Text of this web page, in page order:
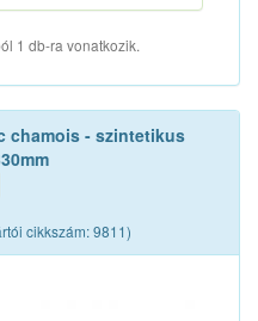
1 db-ra vonatkozik.
chamois - szintetikus
cikkszám: 9811)